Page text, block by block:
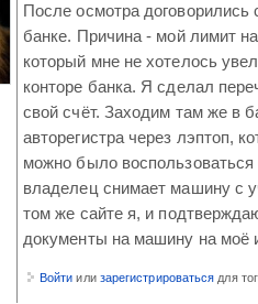
После осмотра
банке. Причина - мой лимит
который мне не хотелось
конторе банка. Я сделал
свой счёт. Заходим там же в
авторегистра через лэптоп,
можно было
владелец снимает машину с
том же сайте я, и
документы на машину на моё
Войти или зарегистрироваться для